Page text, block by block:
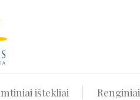
ištekliai Renginiai